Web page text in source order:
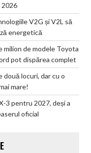
2026
V2G și V2L să
energetică
milion de modele Toyota
pot dispărea complet
două locuri, dar cu o
mare!
3 pentru 2027, deși a
oficial